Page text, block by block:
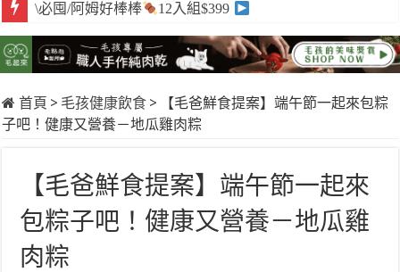
\必囤/阿姆好棒棒 12入組$399
\獨家/原肉嫩鮮食 任選買6送3
首頁 > 毛孩健康飲食 >
【毛爸鮮食提案】端午節一起來包粽
子吧！健康又營養－地瓜雞肉粽
【毛爸鮮食提案】端午節一起來
包粽子吧！健康又營養－地瓜雞
肉粽